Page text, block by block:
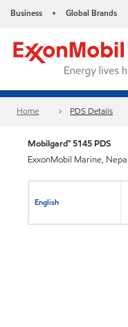
Business • Global Brands
Home PDS Details
Mobilgard™ 5145 PDS
ExxonMobil Marine, Nepal
English